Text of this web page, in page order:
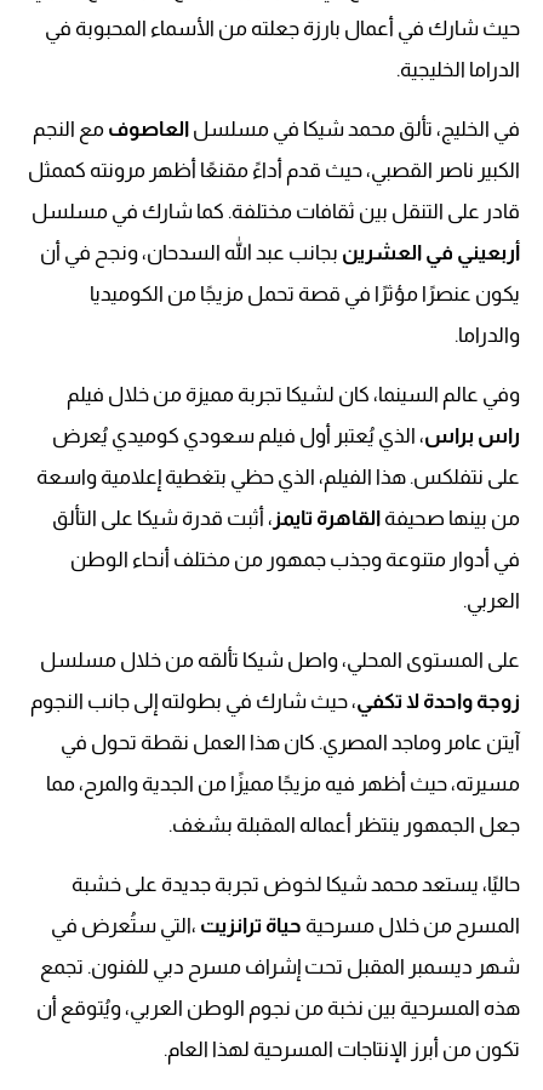
حيث شارك في أعمال بارزة جعلته من الأسماء المحبوبة في
الدراما الخليجية.
في الخليج، تألق محمد شيكا في مسلسل العاصوف مع النجم
الكبير ناصر القصبي، حيث قدم أداءً مقنعًا أظهر مرونته كممثل
قادر على التنقل بين ثقافات مختلفة. كما شارك في مسلسل
أربعيني في العشرين بجانب عبد الله السدحان، ونجح في أن
يكون عنصرًا مؤثرًا في قصة تحمل مزيجًا من الكوميديا
والدراما.
وفي عالم السينما، كان لشيكا تجربة مميزة من خلال فيلم
راس براس، الذي يُعتبر أول فيلم سعودي كوميدي يُعرض
على نتفلكس. هذا الفيلم، الذي حظي بتغطية إعلامية واسعة
من بينها صحيفة القاهرة تايمز ، أثبت قدرة شيكا على التألق
في أدوار متنوعة وجذب جمهور من مختلف أنحاء الوطن
العربي.
على المستوى المحلي، واصل شيكا تألقه من خلال مسلسل
زوجة واحدة لا تكفي، حيث شارك في بطولته إلى جانب النجوم
آيتن عامر وماجد المصري. كان هذا العمل نقطة تحول في
مسيرته، حيث أظهر فيه مزيجًا مميزًا من الجدية والمرح، مما
جعل الجمهور ينتظر أعماله المقبلة بشغف.
حاليًا، يستعد محمد شيكا لخوض تجربة جديدة على خشبة
المسرح من خلال مسرحية حياة ترانزيت ،التي ستُعرض في
شهر ديسمبر المقبل تحت إشراف مسرح دبي للفنون. تجمع
هذه المسرحية بين نخبة من نجوم الوطن العربي، ويُتوقع أن
تكون من أبرز الإنتاجات المسرحية لهذا العام.